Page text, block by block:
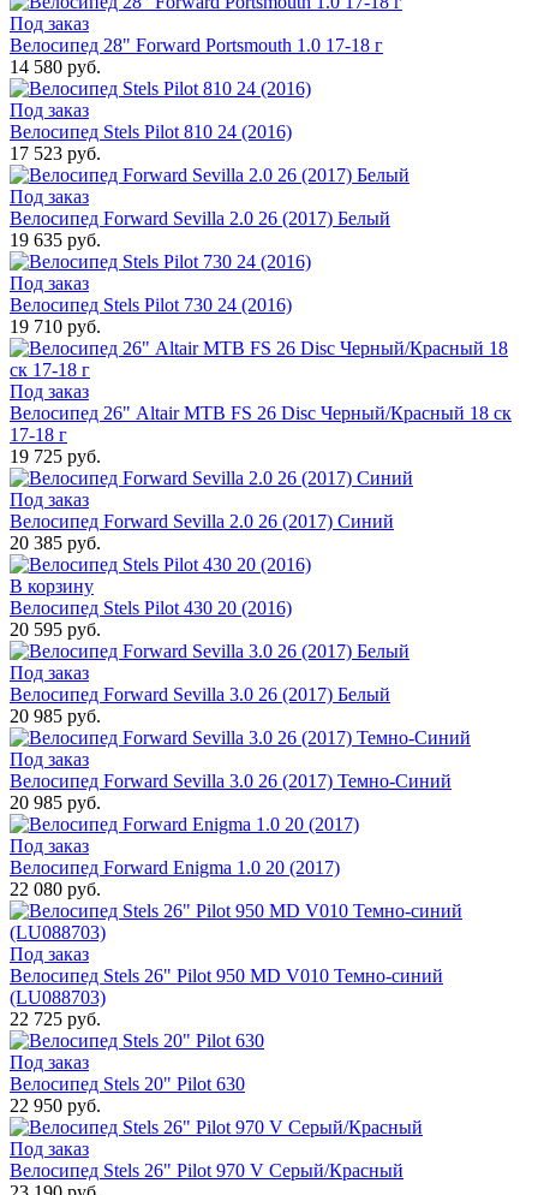
Под заказ
Велосипед 28" Forward Portsmouth 1.0 17-18 г
14 580 руб.
Под заказ
Велосипед Stels Pilot 810 24 (2016)
17 523 руб.
Под заказ
Велосипед Forward Sevilla 2.0 26 (2017) Белый
19 635 руб.
Под заказ
Велосипед Stels Pilot 730 24 (2016)
19 710 руб.
Под заказ
Велосипед 26" Altair MTB FS 26 Disc Черный/Красный 18 ск
17-18 г
19 725 руб.
Под заказ
Велосипед Forward Sevilla 2.0 26 (2017) Синий
20 385 руб.
В корзину
Велосипед Stels Pilot 430 20 (2016)
20 595 руб.
Под заказ
Велосипед Forward Sevilla 3.0 26 (2017) Белый
20 985 руб.
Под заказ
Велосипед Forward Sevilla 3.0 26 (2017) Темно-Синий
20 985 руб.
Под заказ
Велосипед Forward Enigma 1.0 20 (2017)
22 080 руб.
Под заказ
Велосипед Stels 26" Pilot 950 MD V010 Темно-синий
(LU088703)
22 725 руб.
Под заказ
Велосипед Stels 20" Pilot 630
22 950 руб.
Под заказ
Велосипед Stels 26" Pilot 970 V Серый/Красный